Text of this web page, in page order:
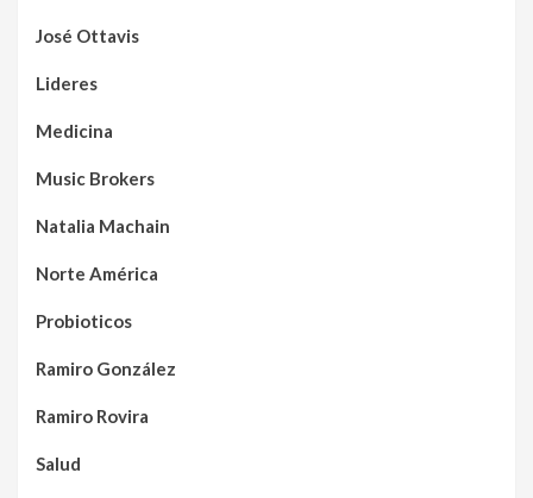
José Ottavis
Lideres
Medicina
Music Brokers
Natalia Machain
Norte América
Probioticos
Ramiro González
Ramiro Rovira
Salud